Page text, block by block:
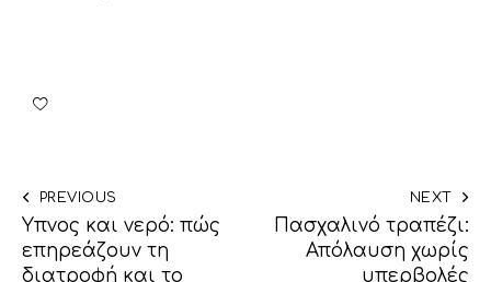
PREVIOUS
Ύπνος και νερό: πώς
επηρεάζουν τη
διατροφή και το
NEXT
Πασχαλινό τραπέζι:
Απόλαυση χωρίς
υπερβολές